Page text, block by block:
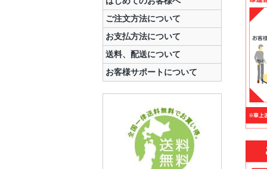
ご注文方法について
お支払方法について
送料、配送について
お客様サポートについて